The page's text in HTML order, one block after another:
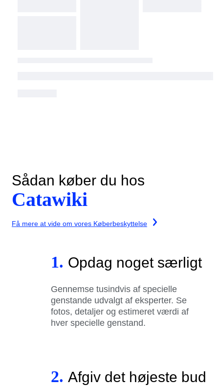
Sådan køber du hos
Catawiki
Få mere at vide om vores Køberbeskyttelse
1. Opdag noget særligt
Gennemse tusindvis af specielle
genstande udvalgt af eksperter. Se
fotos, detaljer og estimeret værdi af
hver specielle genstand.
2. Afgiv det højeste bud